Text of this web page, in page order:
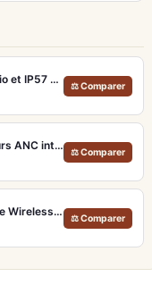
Apple AirPods Pro 3 – ANC 2x, Cardio et IP57 pour Écosystème iOS
⚖ Comparer
Bose QuietComfort Ultra 2 – Écouteurs ANC intra-auriculaires avec son immersif
⚖ Comparer
Apple AirPods Pro 2 – Écouteurs True Wireless ANC USB-C Blancs
⚖ Comparer